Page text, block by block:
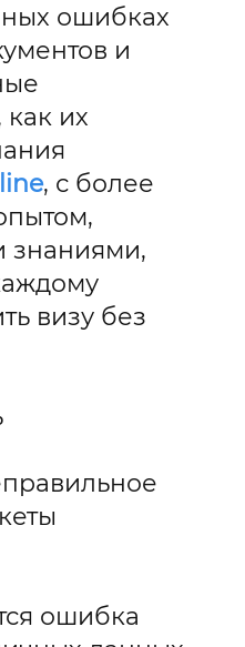
ошибках
и
их
, с более
знаниями,
визу без
ошибка